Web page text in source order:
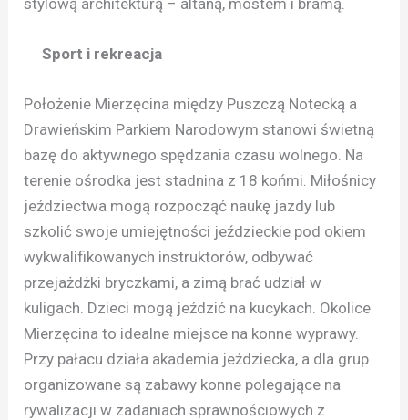
Sport i rekreacja
Położenie Mierzęcina między Puszczą Notecką a
Drawieńskim Parkiem Narodowym stanowi świetną
bazę do aktywnego spędzania czasu wolnego. Na
terenie ośrodka jest stadnina z 18 końmi. Miłośnicy
jeździectwa mogą rozpocząć naukę jazdy lub
szkolić swoje umiejętności jeździeckie pod okiem
wykwalifikowanych instruktorów, odbywać
przejażdżki bryczkami, a zimą brać udział w
kuligach. Dzieci mogą jeździć na kucykach. Okolice
Mierzęcina to idealne miejsce na konne wyprawy.
Przy pałacu działa akademia jeździecka, a dla grup
organizowane są zabawy konne polegające na
rywalizacji w zadaniach sprawnościowych z